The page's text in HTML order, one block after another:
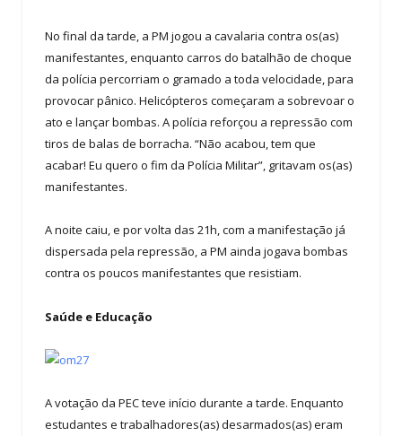
No final da tarde, a PM jogou a cavalaria contra os(as)
manifestantes, enquanto carros do batalhão de choque
da polícia percorriam o gramado a toda velocidade, para
provocar pânico. Helicópteros começaram a sobrevoar o
ato e lançar bombas. A polícia reforçou a repressão com
tiros de balas de borracha. “Não acabou, tem que
acabar! Eu quero o fim da Polícia Militar”, gritavam os(as)
manifestantes.
A noite caiu, e por volta das 21h, com a manifestação já
dispersada pela repressão, a PM ainda jogava bombas
contra os poucos manifestantes que resistiam.
Saúde e Educação
A votação da PEC teve início durante a tarde. Enquanto
estudantes e trabalhadores(as) desarmados(as) eram